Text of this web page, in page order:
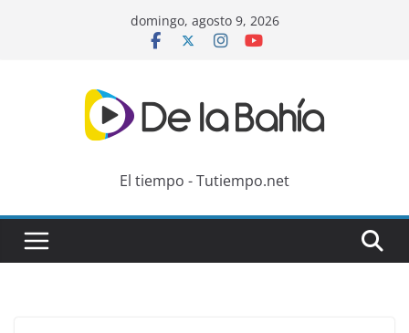
domingo, agosto 9, 2026
El tiempo - Tutiempo.net